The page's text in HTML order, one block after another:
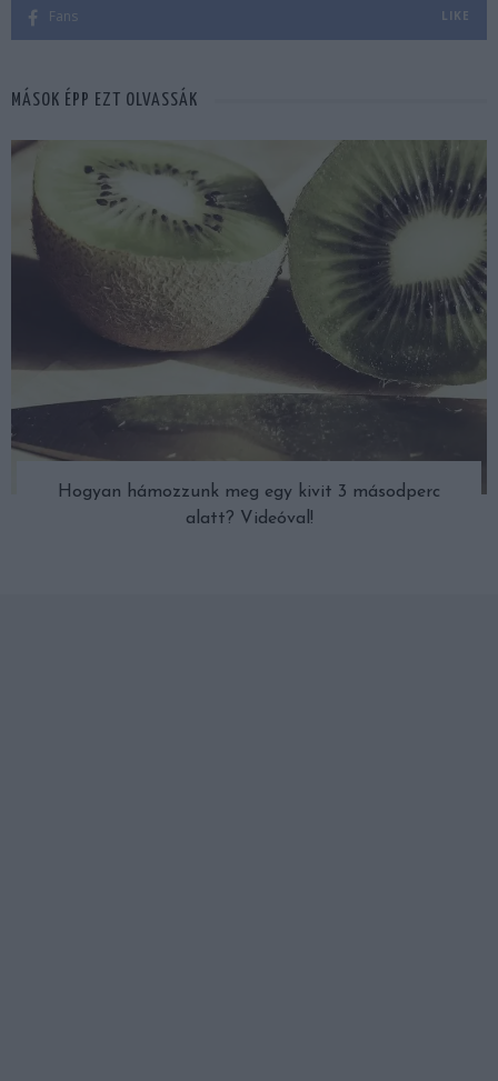
Fans LIKE
MÁSOK ÉPP EZT OLVASSÁK
Hogyan hámozzunk meg egy kivit 3 másodperc
alatt? Videóval!